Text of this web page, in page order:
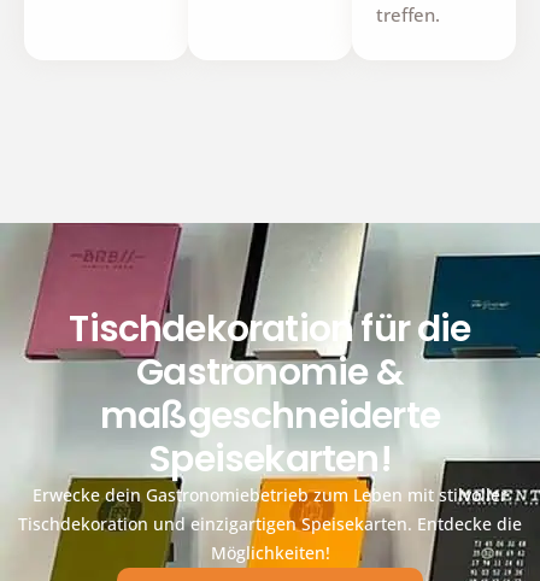
treffen.
Tischdekoration für die
Gastronomie &
maßgeschneiderte
Speisekarten!
Erwecke dein Gastronomiebetrieb zum Leben mit stilvoller
Tischdekoration und einzigartigen Speisekarten. Entdecke die
Möglichkeiten!